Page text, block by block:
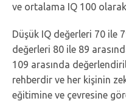
ve ortalama IQ 100
Düşük IQ değerleri 70 ile
değerleri 80 ile 89
109 arasında
rehberdir ve her kişinin
eğitimine ve çevresine